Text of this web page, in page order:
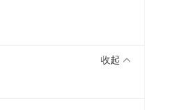
收起